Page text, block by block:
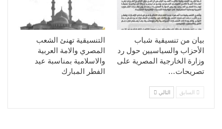
التنسيقية تهنئ الشعب
المصري والامة العربية
والاسلامية بمناسبة عيد
الفطر المبارك
بيان من تنسيقية شباب
الأحزاب والسياسيين حول رد
وزارة الخارجية المصرية على
تصريحات…
السابق التالي